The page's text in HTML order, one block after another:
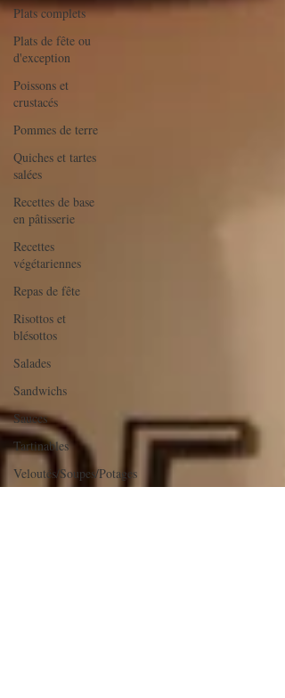
Plats complets
Plats de fête ou
d'exception
Poissons et
crustacés
Pommes de terre
Quiches et tartes
salées
Recettes de base
en pâtisserie
Recettes
végétariennes
Repas de fête
Risottos et
blésottos
Salades
Sandwichs
Sauces
Tartinables
Veloutés/Soupes/Potages